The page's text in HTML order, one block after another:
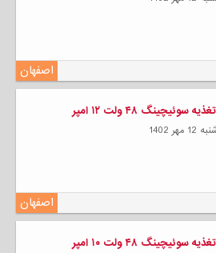
اصفهان
سوئیچینگ ۴۸ ولت ۱۲ امپر
1402
اصفهان
سوئیچینگ ۴۸ ولت ۱۰ امپر